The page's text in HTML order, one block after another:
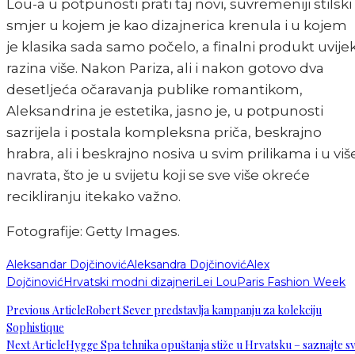
Lou-a u potpunosti prati taj novi, suvremeniji stilski
smjer u kojem je kao dizajnerica krenula i u kojem
je klasika sada samo počelo, a finalni produkt
razina više. Nakon Pariza, ali i nakon gotovo dva
desetljeća očaravanja publike romantikom,
Aleksandrina je estetika, jasno je, u potpunosti
sazrijela i postala kompleksna priča, beskrajno
hrabra, ali i beskrajno nosiva u svim prilikama i u
navrata, što je u svijetu koji se sve više okreće
recikliranju itekako važno.
Fotografije: Getty Images.
Aleksandar DojčinovićAleksandra DojčinovićAlex
DojčinovićHrvatski modni dizajneriLei LouParis Fashion Week
Previous ArticleRobert Sever predstavlja kampanju za kolekciju
Sophistique
Next ArticleHygge Spa tehnika opuštanja stiže u Hrvatsku – saznajte